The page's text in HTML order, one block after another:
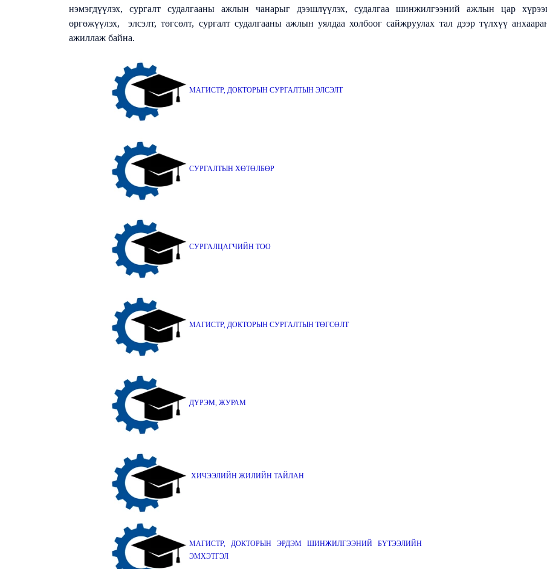
нэмэгдүүлэх, сургалт судалгааны ажлын чанарыг дээшлүүлэх, судалгаа шинжилгээний ажлын цар
өргөжүүлэх, элсэлт, төгсөлт, сургалт судалгааны ажлын уялдаа холбоог сайжруулах тал дээр түлхүү
ажиллаж байна.
МАГИСТР, ДОКТОРЫН СУРГАЛТЫН ЭЛСЭЛТ
СУРГАЛТЫН ХӨТӨЛБӨР
СУРГАЛЦАГЧИЙН ТОО
МАГИСТР, ДОКТОРЫН СУРГАЛТЫН ТӨГСӨЛТ
ДҮРЭМ, ЖУРАМ
ХИЧЭЭЛИЙН ЖИЛИЙН ТАЙЛАН
МАГИСТР, ДОКТОРЫН ЭРДЭМ ШИНЖИЛГЭЭНИЙ БҮТЭЭЛИЙН
ЭМХЭТГЭЛ